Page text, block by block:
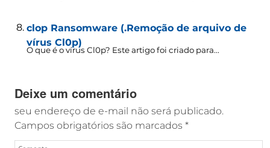
clop Ransomware (.Remoção de arquivo de
vírus Cl0p)
O que é o vírus Cl0p? Este artigo foi criado para...
Deixe um comentário
seu endereço de e-mail não será publicado.
Campos obrigatórios são marcados *